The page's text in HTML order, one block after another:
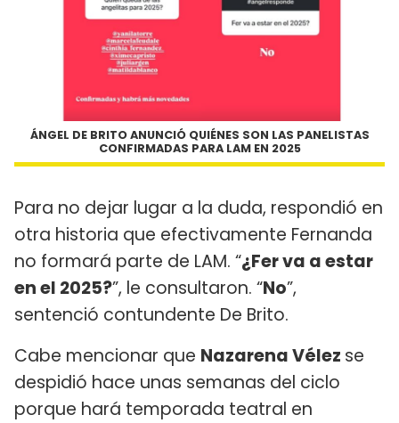
ÁNGEL DE BRITO ANUNCIÓ QUIÉNES SON LAS PANELISTAS
CONFIRMADAS PARA LAM EN 2025
Para no dejar lugar a la duda, respondió en
otra historia que efectivamente Fernanda
no formará parte de LAM. “¿Fer va a estar
en el 2025?”, le consultaron. “No”,
sentenció contundente De Brito.
Cabe mencionar que Nazarena Vélez se
despidió hace unas semanas del ciclo
porque hará temporada teatral en